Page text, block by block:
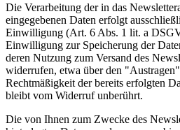
Die Verarbeitung der in das
eingegebenen Daten erfolgt
Einwilligung (Art. 6 Abs. 1 lit. a
Einwilligung zur Speicherung der
deren Nutzung zum Versand des
widerrufen, etwa über den
Rechtmäßigkeit der bereits erfolgten
bleibt vom Widerruf unberührt.
Die von Ihnen zum Zwecke des